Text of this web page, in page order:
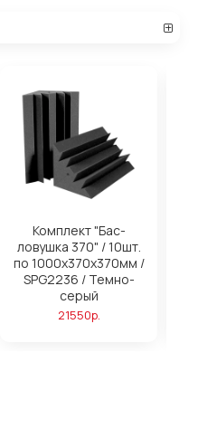
Комплект "Бас-
ловушка 370" / 10шт.
по 1000х370х370мм /
SPG2236 / Темно-
серый
21550р.